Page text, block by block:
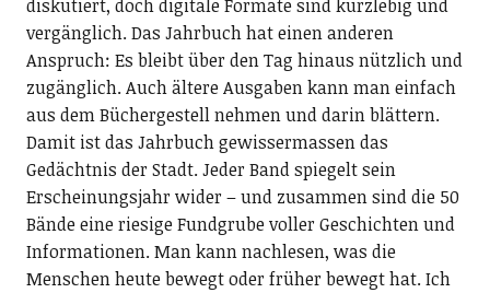
diskutiert, doch digitale Formate sind kurzlebig und
vergänglich. Das Jahrbuch hat einen anderen
Anspruch: Es bleibt über den Tag hinaus nützlich und
zugänglich. Auch ältere Ausgaben kann man einfach
aus dem Büchergestell nehmen und darin blättern.
Damit ist das Jahrbuch gewissermassen das
Gedächtnis der Stadt. Jeder Band spiegelt sein
Erscheinungsjahr wider – und zusammen sind die 50
Bände eine riesige Fundgrube voller Geschichten und
Informationen. Man kann nachlesen, was die
Menschen heute bewegt oder früher bewegt hat. Ich